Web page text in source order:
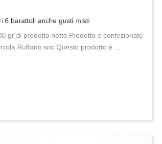
6 barattoli anche gusti misti
gr di prodotto netto Prodotto e confezionato
Ruffano snc Questo prodotto è ...